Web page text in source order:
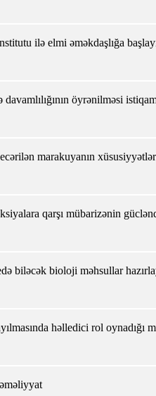
ilə elmi əməkdaşlığa
öyrənilməsi
marakuyanın
qarşı mübarizənin
biləcək bioloji məhsullar
həlledici rol oynadığı